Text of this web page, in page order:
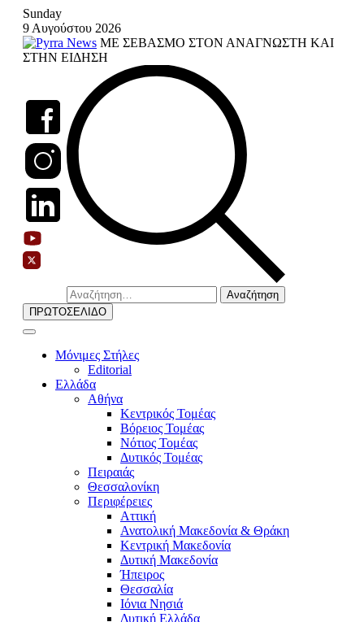
Skip
content
Sunday
9 Αυγούστου 2026
ΜΕ ΣΕΒΑΣΜΟ ΣΤΟΝ ΑΝΑΓΝΩΣΤΗ ΚΑΙ
ΣΤΗΝ ΕΙΔΗΣΗ
Αναζήτηση
για:
ΠΡΩΤΟΣΕΛΙΔΟ
Μόνιμες Στήλες
Editorial
Ελλάδα
Αθήνα
Κεντρικός Τομέας
Βόρειος Τομέας
Νότιος Τομέας
Δυτικός Τομέας
Πειραιάς
Θεσσαλονίκη
Περιφέρειες
Αττική
Ανατολική Μακεδονία & Θράκη
Κεντρική Μακεδονία
Δυτική Μακεδονία
Ήπειρος
Θεσσαλία
Ιόνια Νησιά
Δυτική Ελλάδα